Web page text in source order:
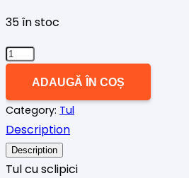
35 în stoc
Cantitate
cu
sclipici
ADAUGĂ ÎN COȘ
Category: Tul
Description
Description
Tul cu sclipici